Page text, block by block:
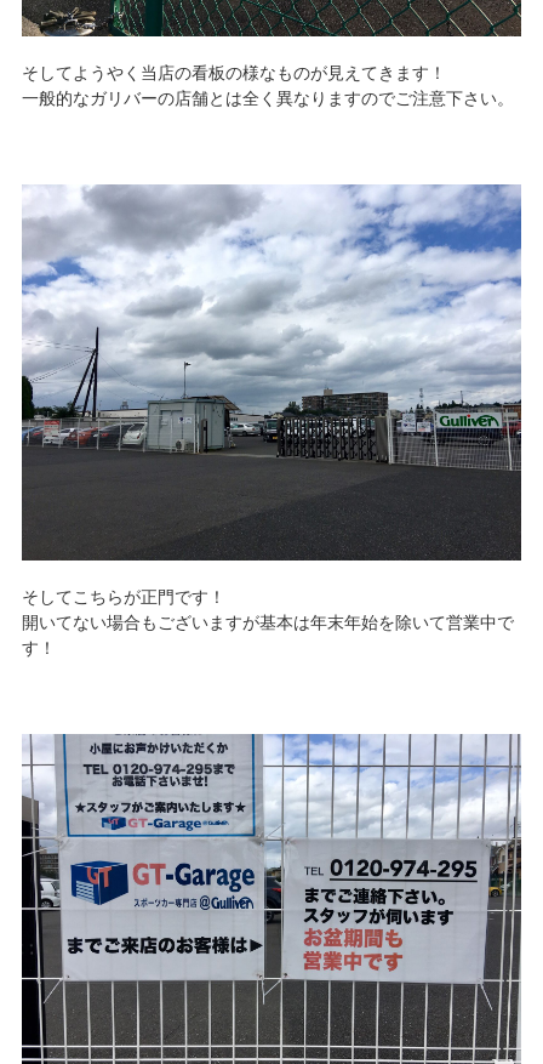
そしてようやく当店の看板の様なものが見えてきます！
一般的なガリバーの店舗とは全く異なりますのでご注意下さい。
そしてこちらが正門です！
開いてない場合もございますが基本は年末年始を除いて営業中で
す！